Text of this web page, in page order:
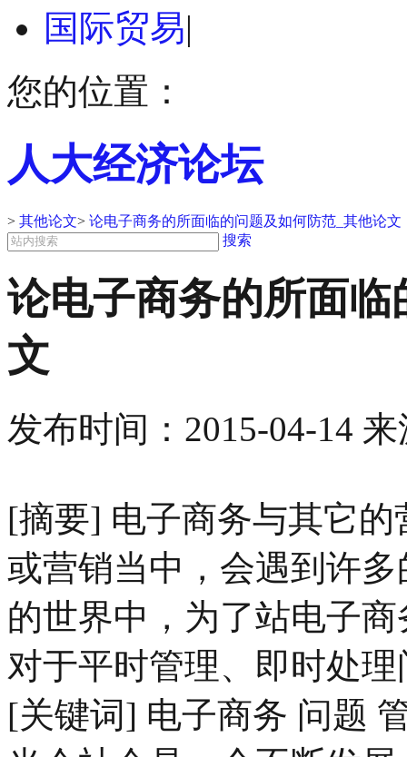
国际贸易|
您的位置：
人大经济论坛
> 其他论文> 论电子商务的所面临的问题及如何防范_其他论文
搜索
论电子商务的所面
文
发布时间： 2015-04-14 来
[摘要] 电子商务与其它
或营销当中，会遇到许
的世界中，为了站电子
对于平时管理、即时处
[关键词] 电子商务 问题